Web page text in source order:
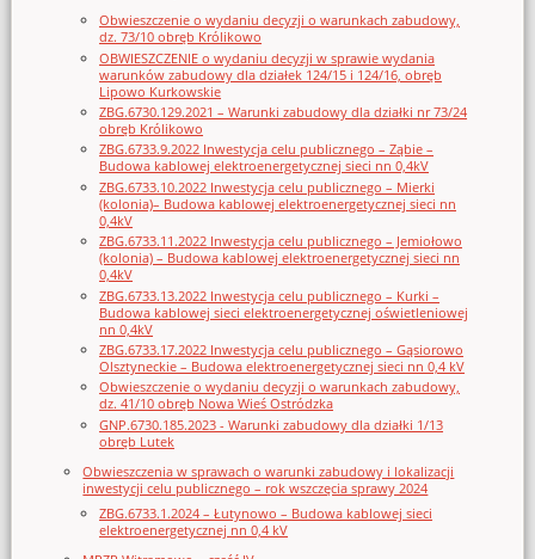
Obwieszczenie o wydaniu decyzji o warunkach zabudowy,
dz. 73/10 obręb Królikowo
OBWIESZCZENIE o wydaniu decyzji w sprawie wydania
warunków zabudowy dla działek 124/15 i 124/16, obręb
Lipowo Kurkowskie
ZBG.6730.129.2021 – Warunki zabudowy dla działki nr 73/24
obręb Królikowo
ZBG.6733.9.2022 Inwestycja celu publicznego – Ząbie –
Budowa kablowej elektroenergetycznej sieci nn 0,4kV
ZBG.6733.10.2022 Inwestycja celu publicznego – Mierki
(kolonia)– Budowa kablowej elektroenergetycznej sieci nn
0,4kV
ZBG.6733.11.2022 Inwestycja celu publicznego – Jemiołowo
(kolonia) – Budowa kablowej elektroenergetycznej sieci nn
0,4kV
ZBG.6733.13.2022 Inwestycja celu publicznego – Kurki –
Budowa kablowej sieci elektroenergetycznej oświetleniowej
nn 0,4kV
ZBG.6733.17.2022 Inwestycja celu publicznego – Gąsiorowo
Olsztyneckie – Budowa elektroenergetycznej sieci nn 0,4 kV
Obwieszczenie o wydaniu decyzji o warunkach zabudowy,
dz. 41/10 obręb Nowa Wieś Ostródzka
GNP.6730.185.2023 - Warunki zabudowy dla działki 1/13
obręb Lutek
Obwieszczenia w sprawach o warunki zabudowy i lokalizacji
inwestycji celu publicznego – rok wszczęcia sprawy 2024
ZBG.6733.1.2024 – Łutynowo – Budowa kablowej sieci
elektroenergetycznej nn 0,4 kV